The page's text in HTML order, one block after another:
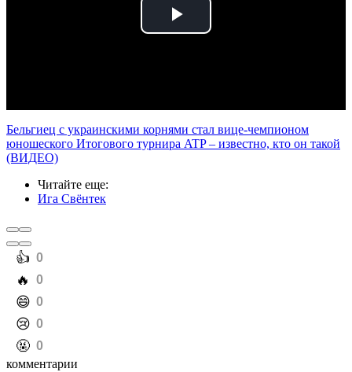
Play
Бельгиец с украинскими корнями стал вице-чемпионом
юношеского Итогового турнира ATP – известно, кто он такой
(ВИДЕО)
Читайте еще:
Ига Свёнтек
️👍 0
️🔥 0
️😄 0
️😢 0
️🤬 0
комментарии